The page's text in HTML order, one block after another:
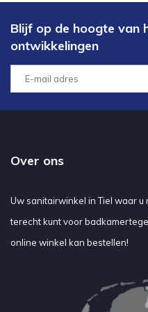
Blijf op de hoogte van
ontwikkelingen
Over ons
Uw sanitairwinkel in Tiel waar
terecht kunt voor
online winkel kan bestellen!